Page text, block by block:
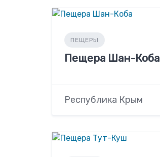
ПЕЩЕРЫ
Пещера Шан-Коба
Республика Крым